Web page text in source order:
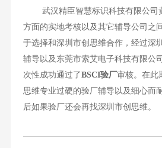
武汉精臣智慧标识科技有限公司
方面的实地考核以及其它辅导公司之
于选择和深圳市创思维合作，经过深
辅导以及东莞市索艾电子科技有限公
次性成功通过了BSCI验厂审核。在此
思维专业过硬的验厂辅导以及细心而
后如果验厂还会再找深圳市创思维。